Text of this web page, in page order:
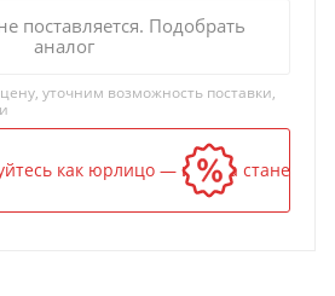
поставляется. Подобрать
аналог
уточним возможность поставки,
как юрлицо — и цена станет